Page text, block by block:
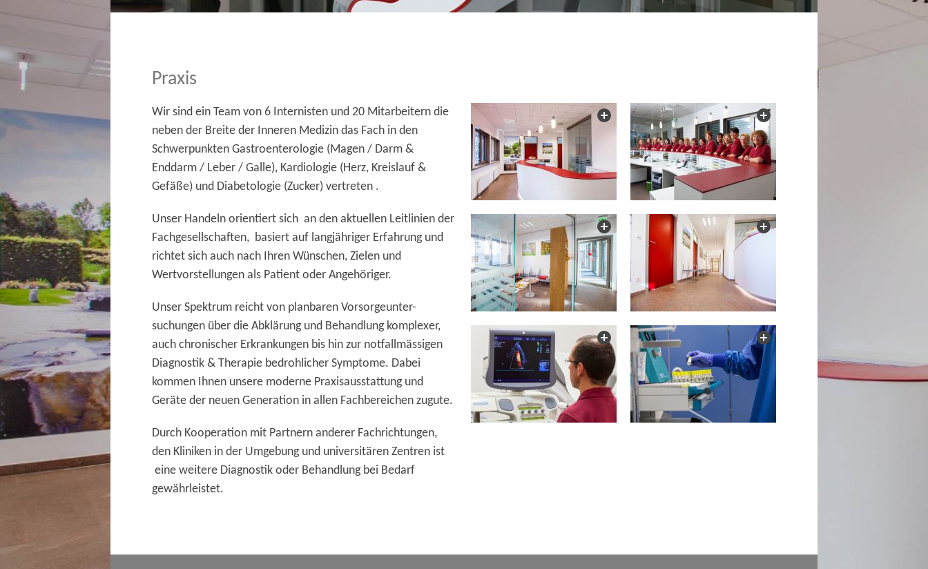
Praxis
Wir sind ein Team von 6 Internisten und 20 Mitarbeitern die
neben der Breite der Inneren Medizin das Fach in den
Schwerpunkten Gastroenterologie (Magen / Darm &
Enddarm / Leber / Galle), Kardiologie (Herz, Kreislauf &
Gefäße) und Diabetologie (Zucker) vertreten .
Unser Handeln orientiert sich an den aktuellen Leitlinien der
Fachgesellschaften, basiert auf langjähriger Erfahrung und
richtet sich auch nach Ihren Wünschen, Zielen und
Wertvorstellungen als Patient oder Angehöriger.
Unser Spektrum reicht von planbaren Vorsorgeunter-
suchungen über die Abklärung und Behandlung komplexer,
auch chronischer Erkrankungen bis hin zur notfallmässigen
Diagnostik & Therapie bedrohlicher Symptome. Dabei
kommen Ihnen unsere moderne Praxisausstattung und
Geräte der neuen Generation in allen Fachbereichen zugute.
Durch Kooperation mit Partnern anderer Fachrichtungen,
den Kliniken in der Umgebung und universitären Zentren ist
eine weitere Diagnostik oder Behandlung bei Bedarf
gewährleistet.